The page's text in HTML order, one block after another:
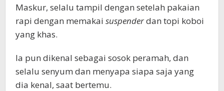
Maskur, selalu tampil dengan setelah pakaian
rapi dengan memakai suspenderdan topi koboi
yang khas.
Ia pun dikenal sebagai sosok peramah, dan
selalu senyum dan menyapa siapa saja yang
dia kenal, saat bertemu.